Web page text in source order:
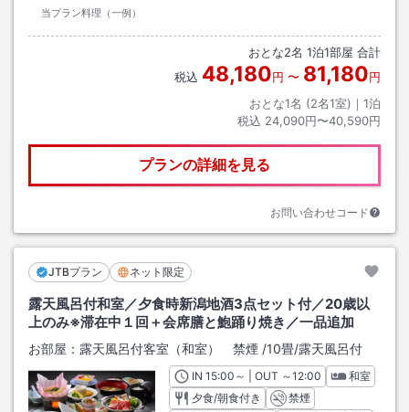
当プラン料理（一例）
おとな2名 1泊1部屋 合計
税込 48,180円 〜 81,180円
おとな1名 (2名1室)｜ 1泊
税込 24,090円〜40,590円
プランの詳細を見る
お問い合わせコード
JTBプラン ネット限定
露天風呂付和室／夕食時新潟地酒3点セット付／20歳以
上のみ※滞在中１回＋会席膳と鮑踊り焼き／一品追加
お部屋： 露天風呂付客室（和室） 禁煙 /10畳/露天風呂付
INチェックイン
15:00 ～ | OUT チェックアウト
～12:00
和室
夕食/朝食付き
禁煙